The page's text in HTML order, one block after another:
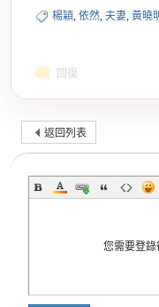
楊穎, 依然, 夫妻, 黃曉
回復
返回列表
您需要登